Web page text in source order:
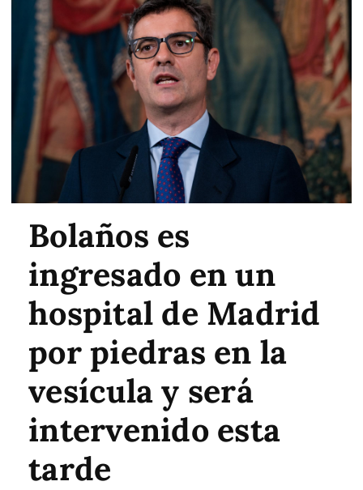
Bolaños es
ingresado en un
hospital de Madrid
por piedras en la
vesícula y será
intervenido esta
tarde